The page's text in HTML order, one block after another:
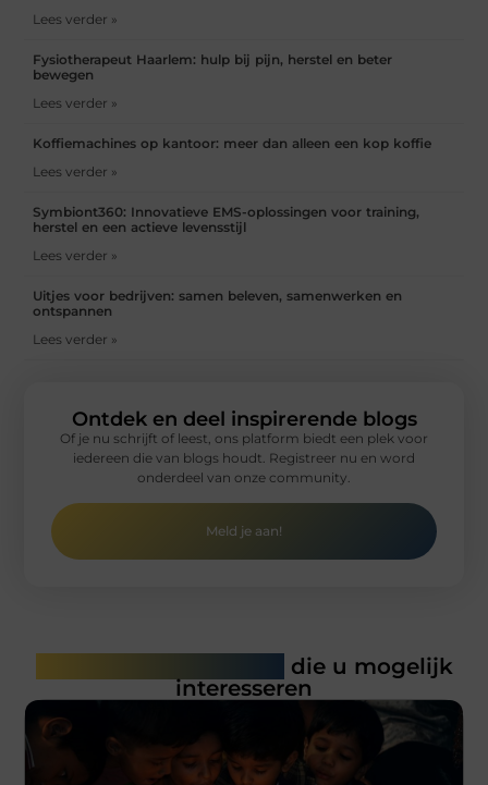
Lees verder »
Fysiotherapeut Haarlem: hulp bij pijn, herstel en beter
bewegen
Lees verder »
Koffiemachines op kantoor: meer dan alleen een kop koffie
Lees verder »
Symbiont360: Innovatieve EMS-oplossingen voor training,
herstel en een actieve levensstijl
Lees verder »
Uitjes voor bedrijven: samen beleven, samenwerken en
ontspannen
Lees verder »
Ontdek en deel inspirerende blogs
Of je nu schrijft of leest, ons platform biedt een plek voor
iedereen die van blogs houdt. Registreer nu en word
onderdeel van onze community.
Meld je aan!
die u mogelijk
interesseren